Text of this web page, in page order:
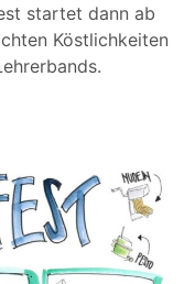
startet dann ab
Köstlichkeiten